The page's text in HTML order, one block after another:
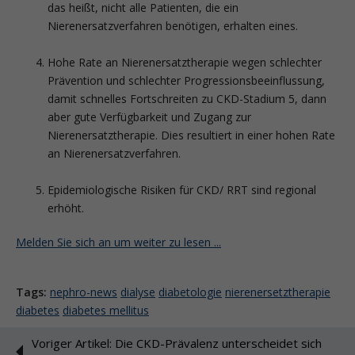
das heißt, nicht alle Patienten, die ein
Nierenersatzverfahren benötigen, erhalten eines.
Hohe Rate an Nierenersatztherapie wegen schlechter
Prävention und schlechter Progressionsbeeinflussung,
damit schnelles Fortschreiten zu CKD-Stadium 5, dann
aber gute Verfügbarkeit und Zugang zur
Nierenersatztherapie. Dies resultiert in einer hohen Rate
an Nierenersatzverfahren.
Epidemiologische Risiken für CKD/ RRT sind regional
erhöht.
Melden Sie sich an um weiter zu lesen ...
Tags: nephro-news dialyse diabetologie nierenersetztherapie
diabetes diabetes mellitus
Voriger Artikel: Die CKD-Prävalenz unterscheidet sich